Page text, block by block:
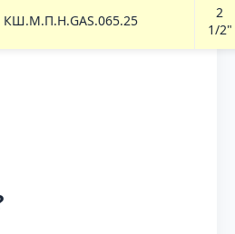
КШ.М.П.Н.GAS.065.25
2
1/2"